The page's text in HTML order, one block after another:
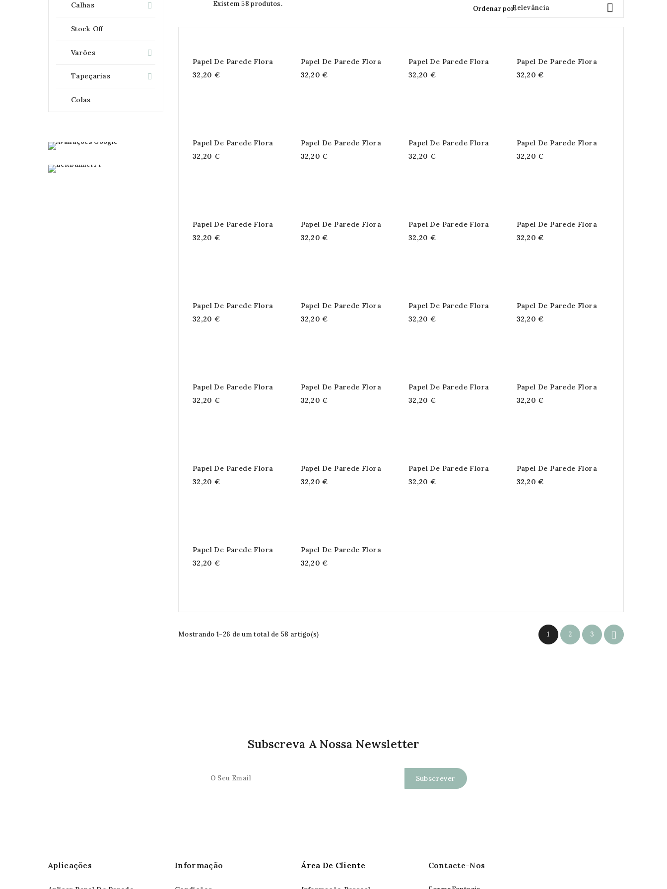

Calhas
Stock Off

Varões

Tapeçarias
Colas
Existem 58 produtos.
Ordenar por:Relevância 
Papel De Parede Flora
32,20 €
Papel De Parede Flora
32,20 €
Papel De Parede Flora
32,20 €
Papel De Parede Flora
32,20 €
Papel De Parede Flora
32,20 €
Papel De Parede Flora
32,20 €
Papel De Parede Flora
32,20 €
Papel De Parede Flora
32,20 €
Papel De Parede Flora
32,20 €
Papel De Parede Flora
32,20 €
Papel De Parede Flora
32,20 €
Papel De Parede Flora
32,20 €
Papel De Parede Flora
32,20 €
Papel De Parede Flora
32,20 €
Papel De Parede Flora
32,20 €
Papel De Parede Flora
32,20 €
Papel De Parede Flora
32,20 €
Papel De Parede Flora
32,20 €
Papel De Parede Flora
32,20 €
Papel De Parede Flora
32,20 €
Papel De Parede Flora
32,20 €
Papel De Parede Flora
32,20 €
Papel De Parede Flora
32,20 €
Papel De Parede Flora
32,20 €
Papel De Parede Flora
32,20 €
Papel De Parede Flora
32,20 €
Mostrando 1-26 de um total de 58 artigo(s) 1 2 3 
Subscreva A Nossa Newsletter
Aplicações Informação Área De Cliente Contacte-Nos